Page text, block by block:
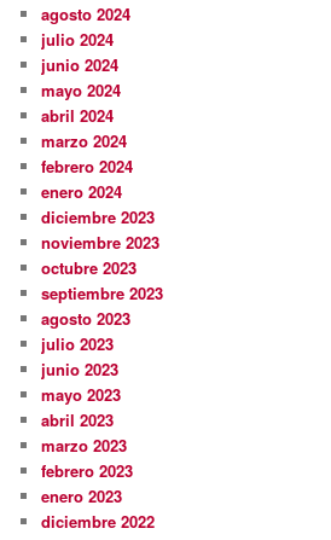
agosto 2024
julio 2024
junio 2024
mayo 2024
abril 2024
marzo 2024
febrero 2024
enero 2024
diciembre 2023
noviembre 2023
octubre 2023
septiembre 2023
agosto 2023
julio 2023
junio 2023
mayo 2023
abril 2023
marzo 2023
febrero 2023
enero 2023
diciembre 2022